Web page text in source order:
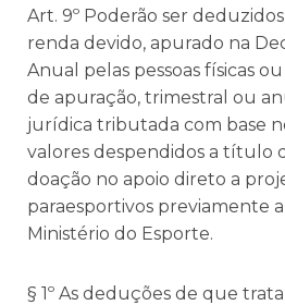
Art. 9º Poderão ser
renda devido, apurado na
Anual pelas pessoas físicas
de apuração, trimestral ou
jurídica tributada com base
valores despendidos a título
doação no apoio direto a
paraesportivos previamente
Ministério do Esporte.
§ 1º As deduções de que